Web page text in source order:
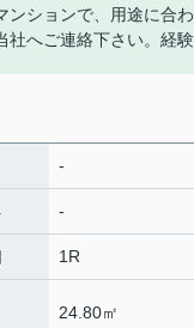
ンションで、用途に合
社へご連絡下さい。経
-
-
1R
24.80㎡